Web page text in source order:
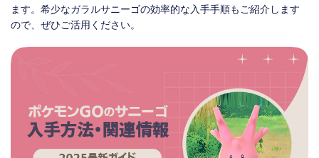
ます。希少なガラルサニーゴの効率的な入手手順もご紹介します
ので、ぜひご活用ください。